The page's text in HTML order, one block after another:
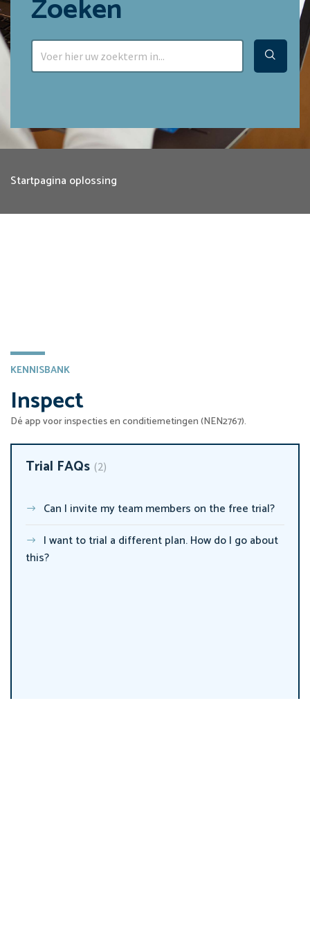
Zoeken
Startpagina oplossing
KENNISBANK
Inspect
Dé app voor inspecties en conditiemetingen (NEN2767).
Trial FAQs 2
Can I invite my team members on the free trial?
I want to trial a different plan. How do I go about
this?